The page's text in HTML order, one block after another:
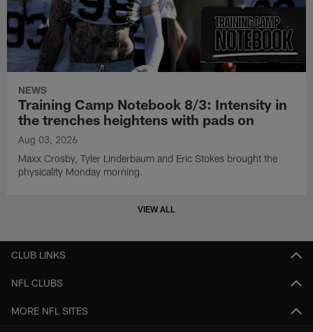
NEWS
Training Camp Notebook 8/3: Intensity in
the trenches heightens with pads on
Aug 03, 2026
Maxx Crosby, Tyler Linderbaum and Eric Stokes brought the
physicality Monday morning.
VIEW ALL
CLUB LINKS
NFL CLUBS
MORE NFL SITES